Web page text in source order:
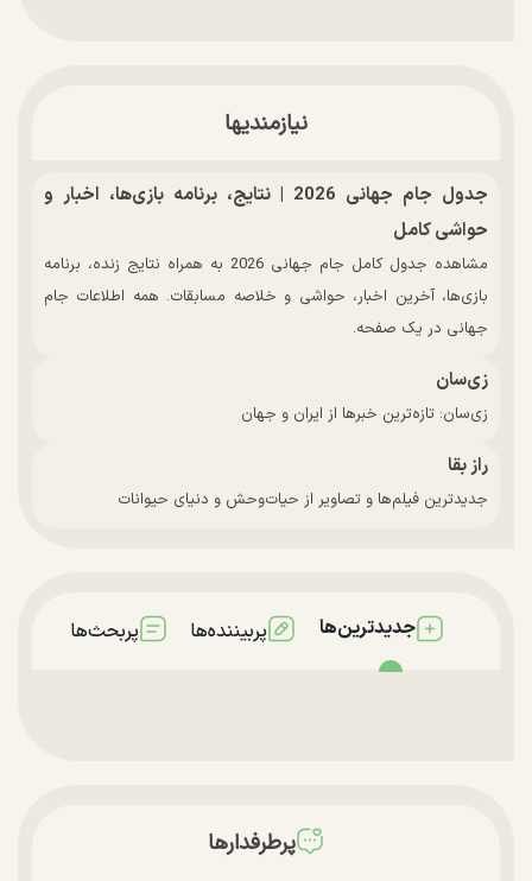
نیازمندیها
جدول جام جهانی 2026 | نتایج، برنامه بازی‌ها، اخبار و
حواشی کامل
مشاهده جدول کامل جام جهانی 2026 به همراه نتایج زنده، برنامه
بازی‌ها، آخرین اخبار، حواشی و خلاصه مسابقات. همه اطلاعات جام
جهانی در یک صفحه.
زی‌سان
زی‌سان: تازه‌ترین خبرها از ایران و جهان
راز بقا
جدیدترین فیلم‌ها و تصاویر از حیات‌وحش و دنیای حیوانات
جدیدترین‌ها پربیننده‌ها پربحث‌ها
پرطرفدارها